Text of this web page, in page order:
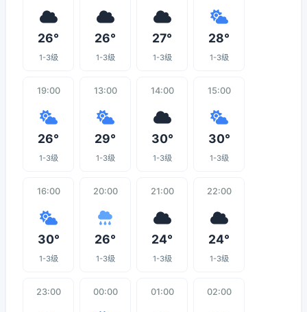
26°
1-3级
26°
1-3级
27°
1-3级
28°
1-3级
19:00
26°
1-3级
13:00
29°
1-3级
14:00
30°
1-3级
15:00
30°
1-3级
16:00
30°
1-3级
20:00
26°
1-3级
21:00
24°
1-3级
22:00
24°
1-3级
23:00 00:00 01:00 02:00